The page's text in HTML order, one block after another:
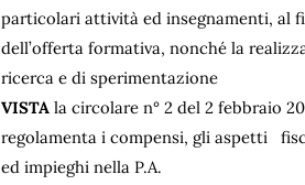
particolari attività ed insegnamenti, al
dell’offerta formativa, nonché la
ricerca e di sperimentazione
VISTA la circolare n° 2 del 2 febbraio
regolamenta i compensi, gli aspetti
ed impieghi nella P.A.